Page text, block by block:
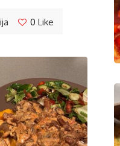
0 Like